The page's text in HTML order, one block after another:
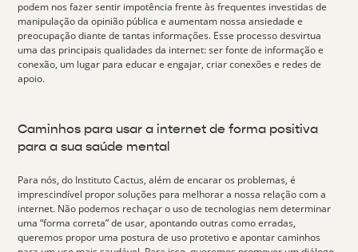
podem nos fazer sentir impotência frente às frequentes investidas de
manipulação da opinião pública e aumentam nossa ansiedade e
preocupação diante de tantas informações. Esse processo desvirtua
uma das principais qualidades da internet: ser fonte de informação e
conexão, um lugar para educar e engajar, criar conexões e redes de
apoio.
Caminhos para usar a internet de forma positiva
para a sua saúde mental
Para nós, do Instituto Cactus, além de encarar os problemas, é
imprescindível propor soluções para melhorar a nossa relação com a
internet. Não podemos rechaçar o uso de tecnologias nem determinar
uma “forma correta” de usar, apontando outras como erradas,
queremos propor uma postura de uso protetivo e apontar caminhos